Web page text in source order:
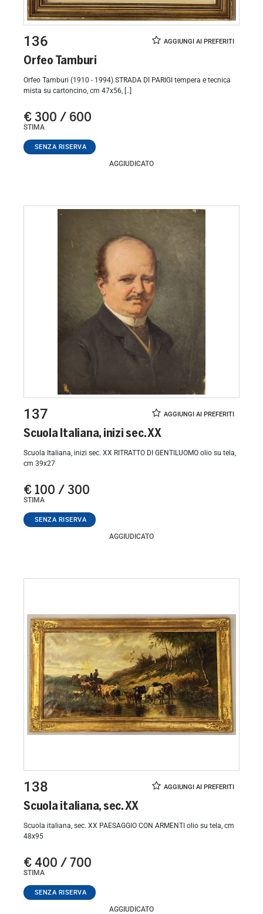
136
Orfeo Tamburi
Orfeo Tamburi (1910 - 1994) STRADA DI PARIGI tempera e tecnica
mista su cartoncino, cm 47x56, [..]
€ 300 / 600
STIMA
AGGIUDICATO
137
Scuola Italiana, inizi sec. XX
Scuola Italiana, inizi sec. XX RITRATTO DI GENTILUOMO olio su tela,
cm 39x27
€ 100 / 300
STIMA
AGGIUDICATO
138
Scuola italiana, sec. XX
Scuola italiana, sec. XX PAESAGGIO CON ARMENTI olio su tela, cm
48x95
€ 400 / 700
STIMA
AGGIUDICATO